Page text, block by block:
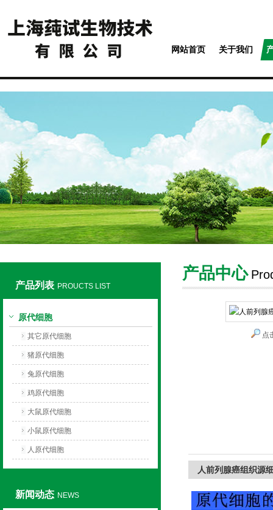
网站首页 关于我们
产品列表 PROUCTS LIST
原代细胞
其它原代细胞
猪原代细胞
兔原代细胞
鸡原代细胞
大鼠原代细胞
小鼠原代细胞
人原代细胞
新闻动态 NEWS
产品中心
点
人前列腺癌组织源